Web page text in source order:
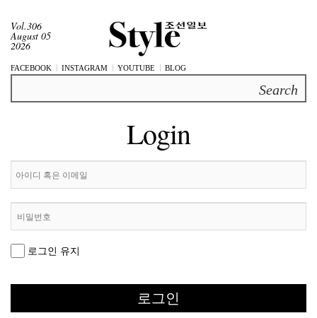
Vol.306
August 05
2026
FACEBOOK INSTAGRAM YOUTUBE BLOG
Login
로그인 유지